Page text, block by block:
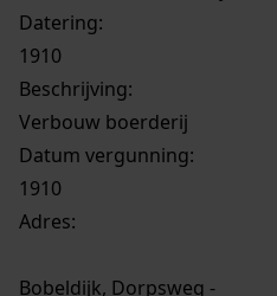
Datering:
1910
Beschrijving:
Verbouw boerderij
Datum vergunning:
1910
Adres:
Bobeldijk, Dorpsweg -